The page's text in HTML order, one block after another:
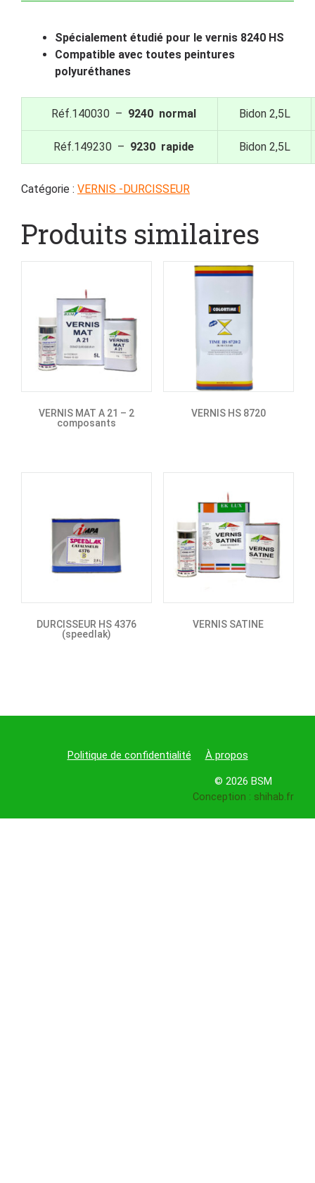
Spécialement étudié pour le vernis 8240 HS
Compatible avec toutes peintures
polyuréthanes
Réf.140030 – 9240 normal Bidon 2,5L
Réf.149230 – 9230 rapide Bidon 2,5L
Catégorie : VERNIS -DURCISSEUR
Produits similaires
VERNIS MAT A 21 – 2
composants
VERNIS HS 8720
DURCISSEUR HS 4376
(speedlak)
VERNIS SATINE
Politique de confidentialité À propos
© 2026 BSM
Conception : shihab.fr